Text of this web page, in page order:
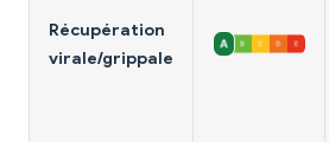
Récupération
virale/grippale